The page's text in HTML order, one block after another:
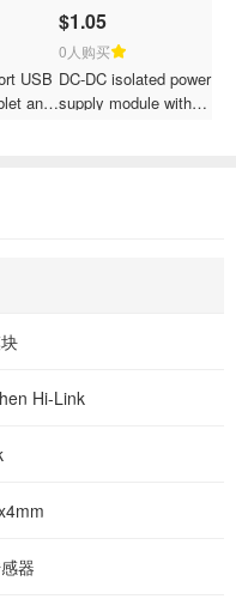
USB
and
$1.05
0人购买
DC-DC isolated power
supply module with
Hi-Link
器